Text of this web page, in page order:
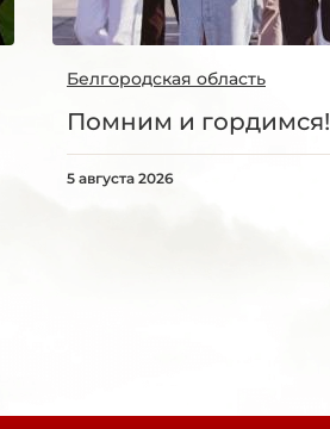
Белгородская область
Помним и гордимся!
5 августа 2026